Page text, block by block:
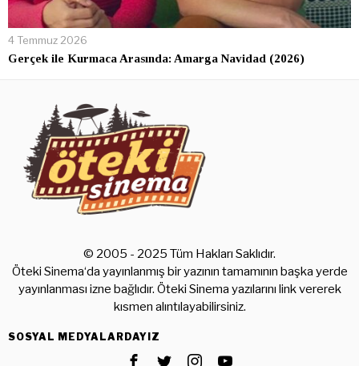
4 Temmuz 2026
Gerçek ile Kurmaca Arasında: Amarga Navidad (2026)
© 2005 - 2025 Tüm Hakları Saklıdır.
Öteki Sinema‘da yayınlanmış bir yazının tamamının başka yerde
yayınlanması izne bağlıdır. Öteki Sinema yazılarını link vererek
kısmen alıntılayabilirsiniz.
SOSYAL MEDYALARDAYIZ